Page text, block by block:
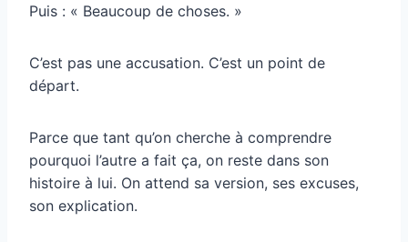
Puis : « Beaucoup de choses. »
C’est pas une accusation. C’est un point de
départ.
Parce que tant qu’on cherche à comprendre
pourquoi l’autre a fait ça, on reste dans son
histoire à lui. On attend sa version, ses excuses,
son explication.